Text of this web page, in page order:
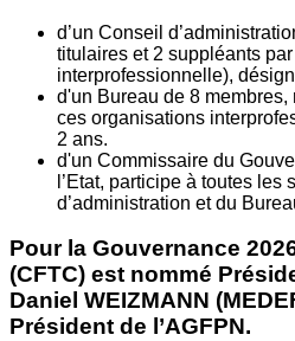
d’un Conseil
titulaires et 2 suppléants
interprofessionnelle),
d'un Bureau de 8
ces organisations
2 ans.
d'un Commissaire du
l’Etat, participe à toutes les
d’administration et du
Pour la Gouvernance
(CFTC) est nommé
Daniel WEIZMANN
Président de l’AGFPN.